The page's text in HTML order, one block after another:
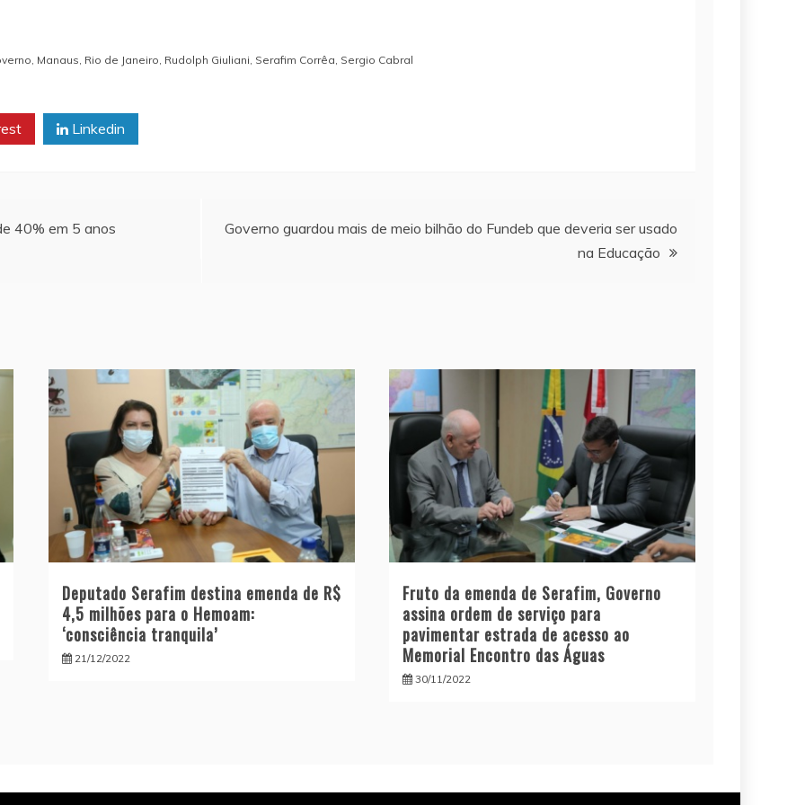
, Manaus, Rio de Janeiro, Rudolph Giuliani, Serafim Corrêa, Sergio Cabral
Linkedin
40% em 5 anos
Governo guardou mais de meio bilhão do Fundeb que deveria ser usado
na Educação
Deputado Serafim destina emenda de R$
4,5 milhões para o Hemoam:
‘consciência tranquila’
21/12/2022
Fruto da emenda de Serafim, Governo
assina ordem de serviço para
pavimentar estrada de acesso ao
Memorial Encontro das Águas
30/11/2022